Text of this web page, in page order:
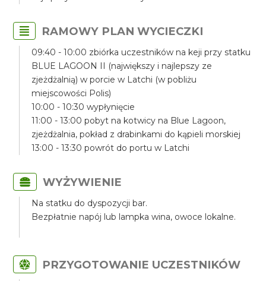
RAMOWY PLAN WYCIECZKI
09:40 - 10:00 zbiórka uczestników na keji przy statku
BLUE LAGOON II (największy i najlepszy ze
zjeżdżalnią) w porcie w Latchi (w pobliżu
miejscowości Polis)
10:00 - 10:30 wypłynięcie
11:00 - 13:00 pobyt na kotwicy na Blue Lagoon,
zjeżdżalnia, pokład z drabinkami do kąpieli morskiej
13:00 - 13:30 powrót do portu w Latchi
WYŻYWIENIE
Na statku do dyspozycji bar.
Bezpłatnie napój lub lampka wina, owoce lokalne.
PRZYGOTOWANIE UCZESTNIKÓW